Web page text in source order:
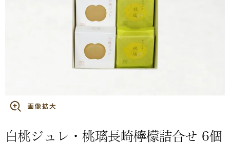
白桃ジュレ・桃璃長崎檸檬詰合せ 6個